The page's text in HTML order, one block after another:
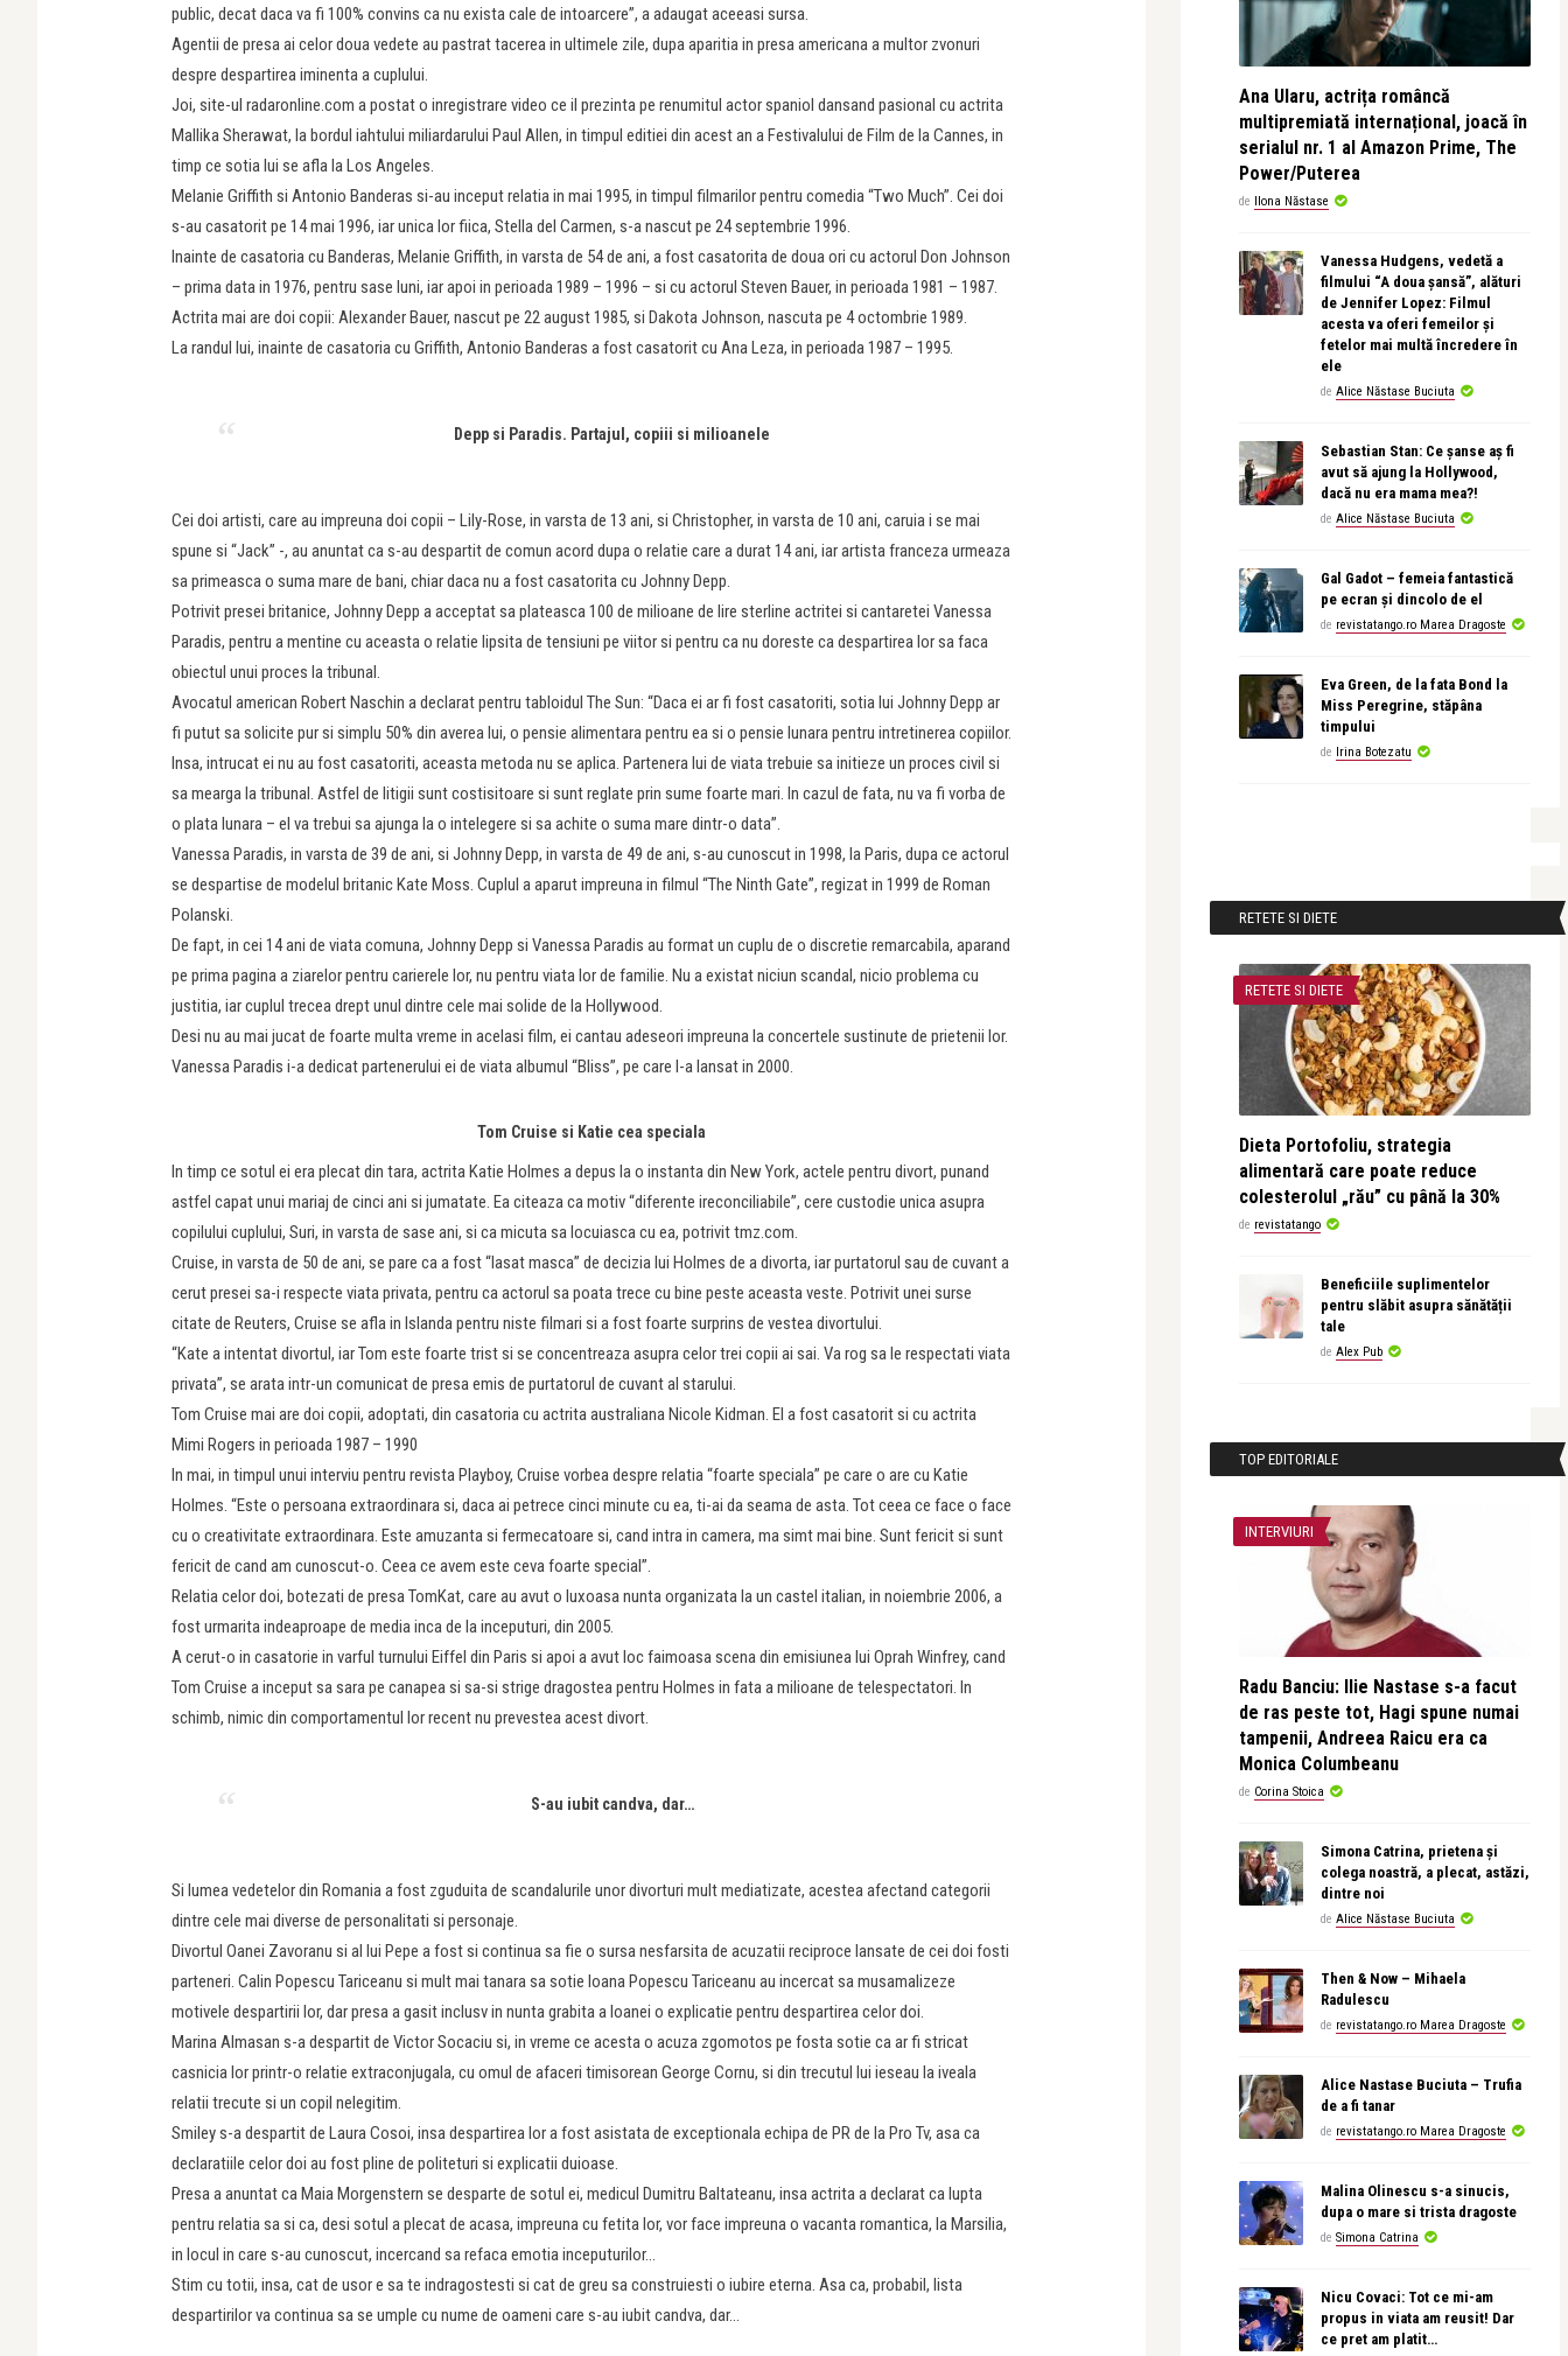
public, decat daca va fi 100% convins ca nu exista cale de intoarcere”, a adaugat aceeasi sursa.
Agentii de presa ai celor doua vedete au pastrat tacerea in ultimele zile, dupa aparitia in presa americana a multor zvonuri
despre despartirea iminenta a cuplului.
Joi, site-ul radaronline.com a postat o inregistrare video ce il prezinta pe renumitul actor spaniol dansand pasional cu actrita
Mallika Sherawat, la bordul iahtului miliardarului Paul Allen, in timpul editiei din acest an a Festivalului de Film de la Cannes, in
timp ce sotia lui se afla la Los Angeles.
Melanie Griffith si Antonio Banderas si-au inceput relatia in mai 1995, in timpul filmarilor pentru comedia “Two Much”. Cei doi
s-au casatorit pe 14 mai 1996, iar unica lor fiica, Stella del Carmen, s-a nascut pe 24 septembrie 1996.
Inainte de casatoria cu Banderas, Melanie Griffith, in varsta de 54 de ani, a fost casatorita de doua ori cu actorul Don Johnson
– prima data in 1976, pentru sase luni, iar apoi in perioada 1989 – 1996 – si cu actorul Steven Bauer, in perioada 1981 – 1987.
Actrita mai are doi copii: Alexander Bauer, nascut pe 22 august 1985, si Dakota Johnson, nascuta pe 4 octombrie 1989.
La randul lui, inainte de casatoria cu Griffith, Antonio Banderas a fost casatorit cu Ana Leza, in perioada 1987 – 1995.
Depp si Paradis. Partajul, copiii si milioanele
Cei doi artisti, care au impreuna doi copii – Lily-Rose, in varsta de 13 ani, si Christopher, in varsta de 10 ani, caruia i se mai
spune si “Jack” -, au anuntat ca s-au despartit de comun acord dupa o relatie care a durat 14 ani, iar artista franceza urmeaza
sa primeasca o suma mare de bani, chiar daca nu a fost casatorita cu Johnny Depp.
Potrivit presei britanice, Johnny Depp a acceptat sa plateasca 100 de milioane de lire sterline actritei si cantaretei Vanessa
Paradis, pentru a mentine cu aceasta o relatie lipsita de tensiuni pe viitor si pentru ca nu doreste ca despartirea lor sa faca
obiectul unui proces la tribunal.
Avocatul american Robert Naschin a declarat pentru tabloidul The Sun: “Daca ei ar fi fost casatoriti, sotia lui Johnny Depp ar
fi putut sa solicite pur si simplu 50% din averea lui, o pensie alimentara pentru ea si o pensie lunara pentru intretinerea copiilor.
Insa, intrucat ei nu au fost casatoriti, aceasta metoda nu se aplica. Partenera lui de viata trebuie sa initieze un proces civil si
sa mearga la tribunal. Astfel de litigii sunt costisitoare si sunt reglate prin sume foarte mari. In cazul de fata, nu va fi vorba de
o plata lunara – el va trebui sa ajunga la o intelegere si sa achite o suma mare dintr-o data”.
Vanessa Paradis, in varsta de 39 de ani, si Johnny Depp, in varsta de 49 de ani, s-au cunoscut in 1998, la Paris, dupa ce actorul
se despartise de modelul britanic Kate Moss. Cuplul a aparut impreuna in filmul “The Ninth Gate”, regizat in 1999 de Roman
Polanski.
De fapt, in cei 14 ani de viata comuna, Johnny Depp si Vanessa Paradis au format un cuplu de o discretie remarcabila, aparand
pe prima pagina a ziarelor pentru carierele lor, nu pentru viata lor de familie. Nu a existat niciun scandal, nicio problema cu
justitia, iar cuplul trecea drept unul dintre cele mai solide de la Hollywood.
Desi nu au mai jucat de foarte multa vreme in acelasi film, ei cantau adeseori impreuna la concertele sustinute de prietenii lor.
Vanessa Paradis i-a dedicat partenerului ei de viata albumul “Bliss”, pe care l-a lansat in 2000.
Tom Cruise si Katie cea speciala
In timp ce sotul ei era plecat din tara, actrita Katie Holmes a depus la o instanta din New York, actele pentru divort, punand
astfel capat unui mariaj de cinci ani si jumatate. Ea citeaza ca motiv “diferente ireconciliabile”, cere custodie unica asupra
copilului cuplului, Suri, in varsta de sase ani, si ca micuta sa locuiasca cu ea, potrivit tmz.com.
Cruise, in varsta de 50 de ani, se pare ca a fost “lasat masca” de decizia lui Holmes de a divorta, iar purtatorul sau de cuvant a
cerut presei sa-i respecte viata privata, pentru ca actorul sa poata trece cu bine peste aceasta veste. Potrivit unei surse
citate de Reuters, Cruise se afla in Islanda pentru niste filmari si a fost foarte surprins de vestea divortului.
“Kate a intentat divortul, iar Tom este foarte trist si se concentreaza asupra celor trei copii ai sai. Va rog sa le respectati viata
privata”, se arata intr-un comunicat de presa emis de purtatorul de cuvant al starului.
Tom Cruise mai are doi copii, adoptati, din casatoria cu actrita australiana Nicole Kidman. El a fost casatorit si cu actrita
Mimi Rogers in perioada 1987 – 1990
In mai, in timpul unui interviu pentru revista Playboy, Cruise vorbea despre relatia “foarte speciala” pe care o are cu Katie
Holmes. “Este o persoana extraordinara si, daca ai petrece cinci minute cu ea, ti-ai da seama de asta. Tot ceea ce face o face
cu o creativitate extraordinara. Este amuzanta si fermecatoare si, cand intra in camera, ma simt mai bine. Sunt fericit si sunt
fericit de cand am cunoscut-o. Ceea ce avem este ceva foarte special”.
Relatia celor doi, botezati de presa TomKat, care au avut o luxoasa nunta organizata la un castel italian, in noiembrie 2006, a
fost urmarita indeaproape de media inca de la inceputuri, din 2005.
A cerut-o in casatorie in varful turnului Eiffel din Paris si apoi a avut loc faimoasa scena din emisiunea lui Oprah Winfrey, cand
Tom Cruise a inceput sa sara pe canapea si sa-si strige dragostea pentru Holmes in fata a milioane de telespectatori. In
schimb, nimic din comportamentul lor recent nu prevestea acest divort.
S-au iubit candva, dar…
Si lumea vedetelor din Romania a fost zguduita de scandalurile unor divorturi mult mediatizate, acestea afectand categorii
dintre cele mai diverse de personalitati si personaje.
Divortul Oanei Zavoranu si al lui Pepe a fost si continua sa fie o sursa nesfarsita de acuzatii reciproce lansate de cei doi fosti
parteneri. Calin Popescu Tariceanu si mult mai tanara sa sotie Ioana Popescu Tariceanu au incercat sa musamalizeze
motivele despartirii lor, dar presa a gasit inclusv in nunta grabita a Ioanei o explicatie pentru despartirea celor doi.
Marina Almasan s-a despartit de Victor Socaciu si, in vreme ce acesta o acuza zgomotos pe fosta sotie ca ar fi stricat
casnicia lor printr-o relatie extraconjugala, cu omul de afaceri timisorean George Cornu, si din trecutul lui ieseau la iveala
relatii trecute si un copil nelegitim.
Smiley s-a despartit de Laura Cosoi, insa despartirea lor a fost asistata de exceptionala echipa de PR de la Pro Tv, asa ca
declaratiile celor doi au fost pline de politeturi si explicatii duioase.
Presa a anuntat ca Maia Morgenstern se desparte de sotul ei, medicul Dumitru Baltateanu, insa actrita a declarat ca lupta
pentru relatia sa si ca, desi sotul a plecat de acasa, impreuna cu fetita lor, vor face impreuna o vacanta romantica, la Marsilia,
in locul in care s-au cunoscut, incercand sa refaca emotia inceputurilor…
Stim cu totii, insa, cat de usor e sa te indragostesti si cat de greu sa construiesti o iubire eterna. Asa ca, probabil, lista
despartirilor va continua sa se umple cu nume de oameni care s-au iubit candva, dar…
Ana Ularu, actrița româncă
multipremiată internațional, joacă în
serialul nr. 1 al Amazon Prime, The
Power/Puterea
de Ilona Năstase
Vanessa Hudgens, vedetă a
filmului “A doua șansă”, alături
de Jennifer Lopez: Filmul
acesta va oferi femeilor și
fetelor mai multă încredere în
ele
de Alice Năstase Buciuta
Sebastian Stan: Ce șanse aș fi
avut să ajung la Hollywood,
dacă nu era mama mea?!
de Alice Năstase Buciuta
Gal Gadot – femeia fantastică
pe ecran și dincolo de el
de revistatango.ro Marea Dragoste
Eva Green, de la fata Bond la
Miss Peregrine, stăpâna
timpului
de Irina Botezatu
RETETE SI DIETE
RETETE SI DIETE
Dieta Portofoliu, strategia
alimentară care poate reduce
colesterolul „rău” cu până la 30%
de revistatango
Beneficiile suplimentelor
pentru slăbit asupra sănătății
tale
de Alex Pub
TOP EDITORIALE
INTERVIURI
Radu Banciu: Ilie Nastase s-a facut
de ras peste tot, Hagi spune numai
tampenii, Andreea Raicu era ca
Monica Columbeanu
de Corina Stoica
Simona Catrina, prietena și
colega noastră, a plecat, astăzi,
dintre noi
de Alice Năstase Buciuta
Then & Now – Mihaela
Radulescu
de revistatango.ro Marea Dragoste
Alice Nastase Buciuta – Trufia
de a fi tanar
de revistatango.ro Marea Dragoste
Malina Olinescu s-a sinucis,
dupa o mare si trista dragoste
de Simona Catrina
Nicu Covaci: Tot ce mi-am
propus in viata am reusit! Dar
ce pret am platit…